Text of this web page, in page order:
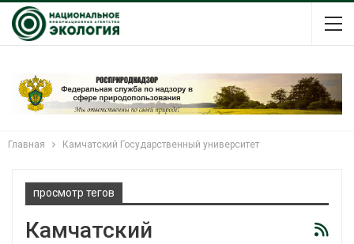
Главная Камчатский Государственный университет
просмотр тегов
Камчатский